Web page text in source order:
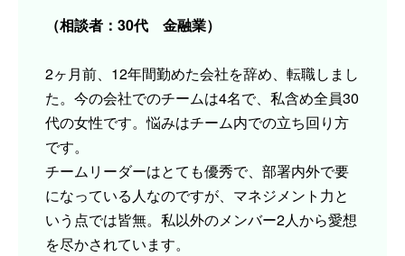
（相談者：30代 金融業）
2ヶ月前、12年間勤めた会社を辞め、転職しまし
た。今の会社でのチームは4名で、私含め全員30
代の女性です。悩みはチーム内での立ち回り方
です。
チームリーダーはとても優秀で、部署内外で要
になっている人なのですが、マネジメント力と
いう点では皆無。私以外のメンバー2人から愛想
を尽かされています。